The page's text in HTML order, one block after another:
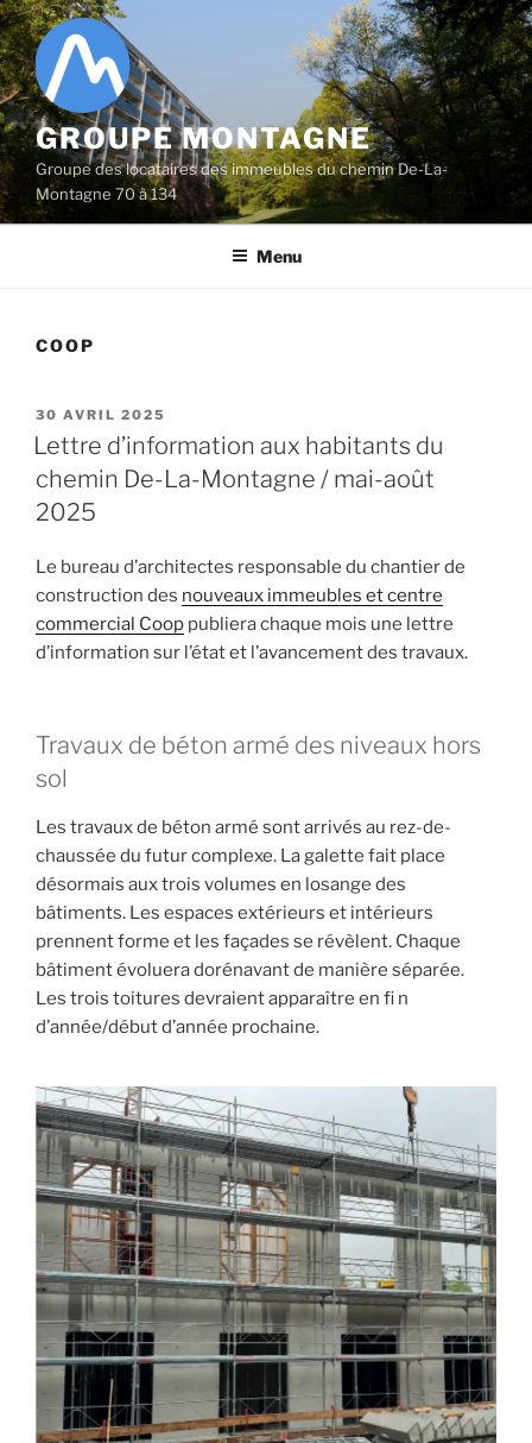
Aller
au
contenu
principal
GROUPE MONTAGNE
Groupe des locataires des immeubles du chemin De-La-
Montagne 70 à 134
Menu
COOP
PUBLIÉ
LE
30 AVRIL 2025
Lettre d’information aux habitants du
chemin De-La-Montagne / mai-août
2025
Le bureau d’architectes responsable du chantier de
construction des nouveaux immeubles et centre
commercial Coop publiera chaque mois une lettre
d’information sur l’état et l’avancement des travaux.
Travaux de béton armé des niveaux hors
sol
Les travaux de béton armé sont arrivés au rez-de-
chaussée du futur complexe. La galette fait place
désormais aux trois volumes en losange des
bâtiments. Les espaces extérieurs et intérieurs
prennent forme et les façades se révèlent. Chaque
bâtiment évoluera dorénavant de manière séparée.
Les trois toitures devraient apparaître en fi n
d’année/début d’année prochaine.